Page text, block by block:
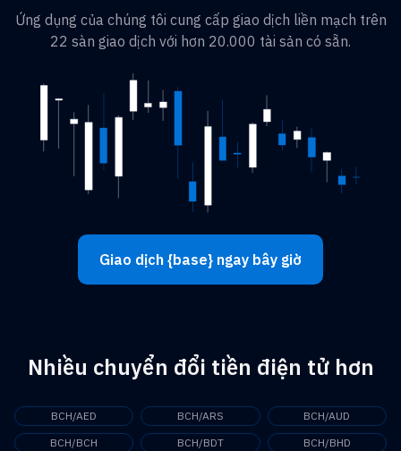
Ứng dụng của chúng tôi cung cấp giao dịch liền mạch trên
22 sàn giao dịch với hơn 20.000 tài sản có sẵn.
Giao dịch {base} ngay bây giờ
Nhiều chuyển đổi tiền điện tử hơn
BCH/AED BCH/ARS
BCH/AUD
BCH/BCH
BCH/BDT
BCH/BHD